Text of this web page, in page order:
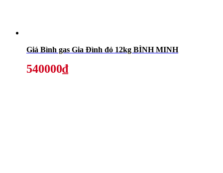
Giá Bình gas Gia Đình đỏ 12kg BÌNH MINH
540000₫